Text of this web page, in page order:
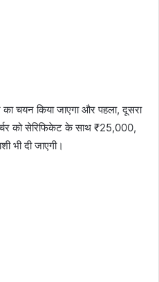
चयन किया जाएगा और पहला, दूसरा
को सेरिफिकेट के साथ ₹25,000,
भी दी जाएगी।